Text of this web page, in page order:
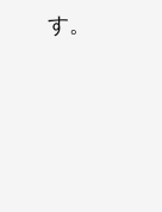
す。